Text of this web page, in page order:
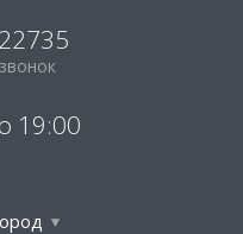
19:00